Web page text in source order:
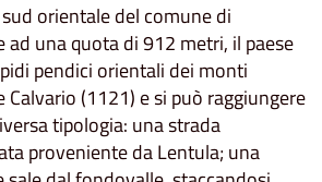
orientale del comune di
ad una quota di 912 metri, il paese
pendici orientali dei monti
Calvario (1121) e si può raggiungere
tipologia: una strada
proveniente da Lentula; una